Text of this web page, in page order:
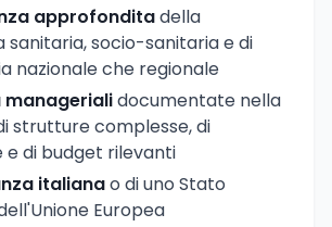
approfonditadella
sanitaria, socio-sanitaria e di
nazionale che regionale
documentate nella
strutture complesse, di
e di budget rilevanti
italianao di uno Stato
Europea